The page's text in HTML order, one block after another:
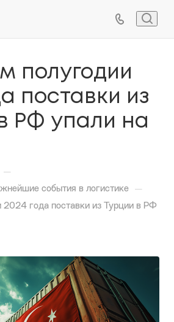
полугодии
поставки из
РФ упали на
—
события в логистике —
2024 года поставки из Турции в РФ